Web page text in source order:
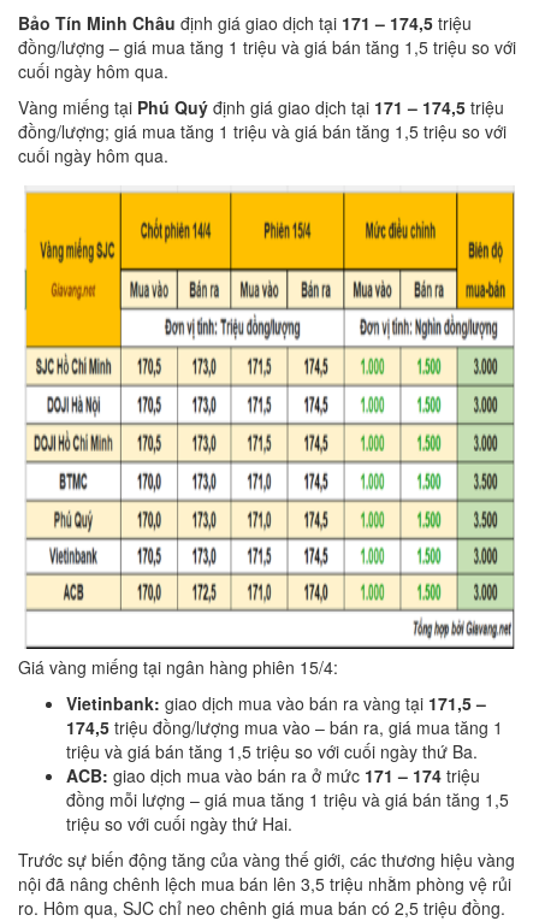
Bảo Tín Minh Châu định giá giao dịch tại 171 – 174,5 triệu
đồng/lượng – giá mua tăng 1 triệu và giá bán tăng 1,5 triệu so với
cuối ngày hôm qua.
Vàng miếng tại Phú Quý định giá giao dịch tại 171 – 174,5 triệu
đồng/lượng; giá mua tăng 1 triệu và giá bán tăng 1,5 triệu so với
cuối ngày hôm qua.
Giá vàng miếng tại ngân hàng phiên 15/4:
Vietinbank: giao dịch mua vào bán ra vàng tại 171,5 –
174,5 triệu đồng/lượng mua vào – bán ra, giá mua tăng 1
triệu và giá bán tăng 1,5 triệu so với cuối ngày thứ Ba.
ACB: giao dịch mua vào bán ra ở mức 171 – 174 triệu
đồng mỗi lượng – giá mua tăng 1 triệu và giá bán tăng 1,5
triệu so với cuối ngày thứ Hai.
Trước sự biến động tăng của vàng thế giới, các thương hiệu vàng
nội đã nâng chênh lệch mua bán lên 3,5 triệu nhằm phòng vệ rủi
ro. Hôm qua, SJC chỉ neo chênh giá mua bán có 2,5 triệu đồng.